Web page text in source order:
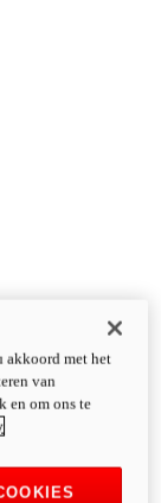
akkoord met het
van
en om ons te